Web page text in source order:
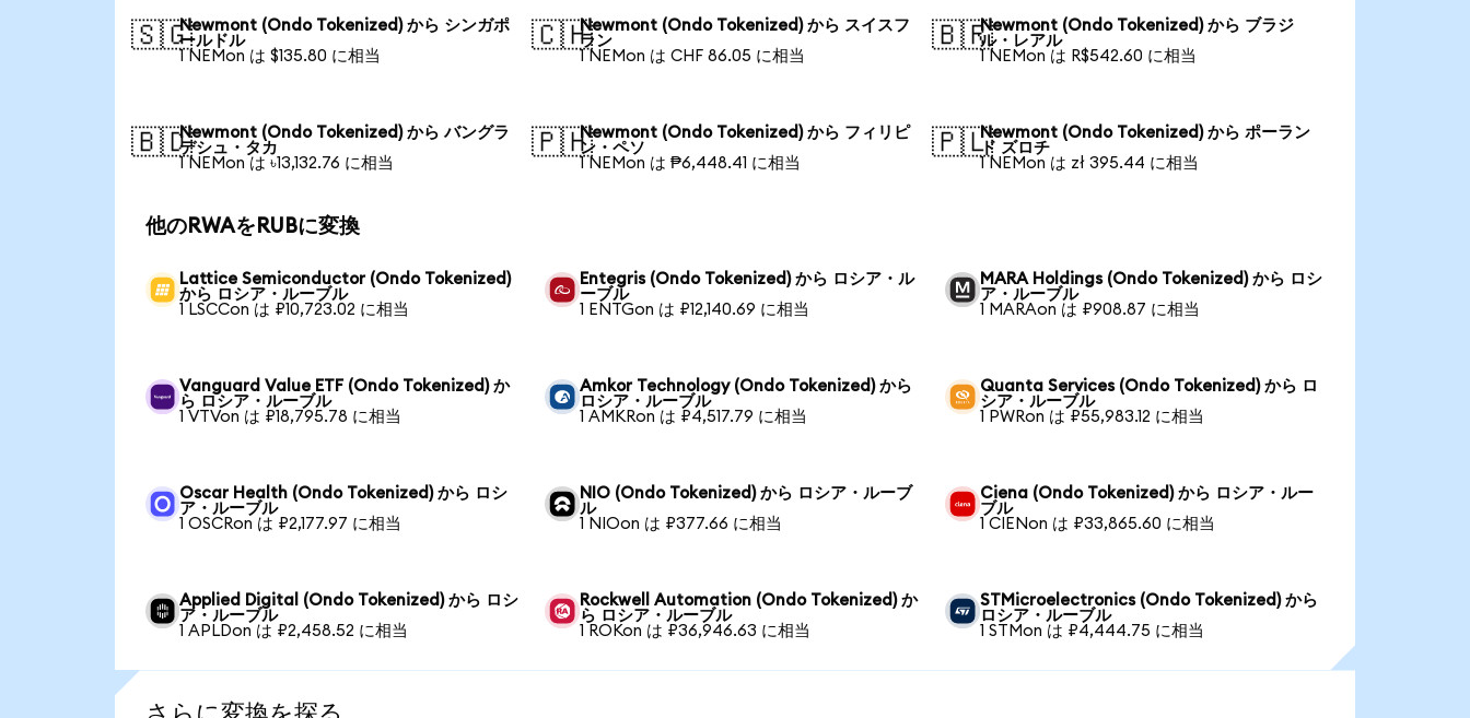
🇸🇬Newmont (Ondo Tokenized) から シンガポ
ールドル
1 NEMon は $135.80 に相当
🇨🇭Newmont (Ondo Tokenized) から スイスフ
ラン
1 NEMon は CHF 86.05 に相当
🇧🇷Newmont (Ondo Tokenized) から ブラジ
ル・レアル
1 NEMon は R$542.60 に相当
🇧🇩Newmont (Ondo Tokenized) から バングラ
デシュ・タカ
1 NEMon は ৳13,132.76 に相当
🇵🇭Newmont (Ondo Tokenized) から フィリピ
ン・ペソ
1 NEMon は ₱6,448.41 に相当
🇵🇱Newmont (Ondo Tokenized) から ポーラン
ド ズロチ
1 NEMon は zł 395.44 に相当
他のRWAをRUBに変換
Lattice Semiconductor (Ondo Tokenized)
から ロシア・ルーブル
1 LSCCon は ₽10,723.02 に相当
Entegris (Ondo Tokenized) から ロシア・ル
ーブル
1 ENTGon は ₽12,140.69 に相当
MARA Holdings (Ondo Tokenized) から ロシ
ア・ルーブル
1 MARAon は ₽908.87 に相当
Vanguard Value ETF (Ondo Tokenized) か
ら ロシア・ルーブル
1 VTVon は ₽18,795.78 に相当
Amkor Technology (Ondo Tokenized) から
ロシア・ルーブル
1 AMKRon は ₽4,517.79 に相当
Quanta Services (Ondo Tokenized) から ロ
シア・ルーブル
1 PWRon は ₽55,983.12 に相当
Oscar Health (Ondo Tokenized) から ロシ
ア・ルーブル
1 OSCRon は ₽2,177.97 に相当
NIO (Ondo Tokenized) から ロシア・ルーブ
ル
1 NIOon は ₽377.66 に相当
Ciena (Ondo Tokenized) から ロシア・ルー
ブル
1 CIENon は ₽33,865.60 に相当
Applied Digital (Ondo Tokenized) から ロシ
ア・ルーブル
1 APLDon は ₽2,458.52 に相当
Rockwell Automation (Ondo Tokenized) か
ら ロシア・ルーブル
1 ROKon は ₽36,946.63 に相当
STMicroelectronics (Ondo Tokenized) から
ロシア・ルーブル
1 STMon は ₽4,444.75 に相当